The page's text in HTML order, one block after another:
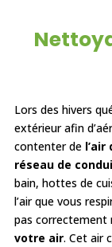
Lors des hivers
extérieur afin
contenter de
réseau de
bain, hottes de
l’air que vous
pas correctement
votre air. Cet air